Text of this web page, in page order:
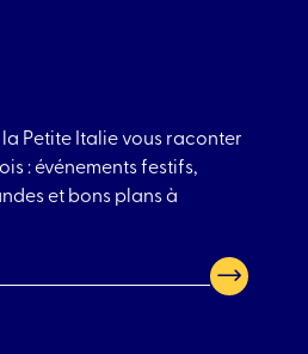
Petite Italie vous raconter
: événements festifs,
et bons plans à